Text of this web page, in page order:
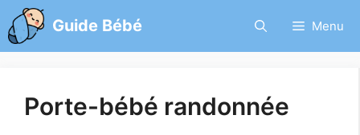
Aller
au
contenu
Guide Bébé Menu
Porte-bébé randonnée